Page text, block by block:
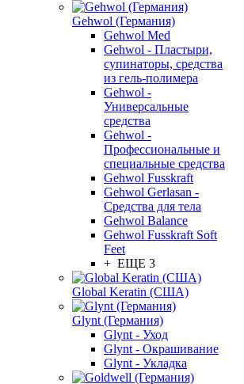
Gehwol (Германия)
Gehwol Med
Gehwol - Пластыри,
супинаторы, средства
из гель-полимера
Gehwol -
Универсальные
средства
Gehwol -
Профессиональные и
специальные средства
Gehwol Fusskraft
Gehwol Gerlasan -
Средства для тела
Gehwol Balance
Gehwol Fusskraft Soft
Feet
+ ЕЩЕ 3
Global Keratin (США)
Glynt (Германия)
Glynt - Уход
Glynt - Окрашивание
Glynt - Укладка